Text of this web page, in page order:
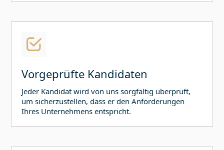
Vorgeprüfte Kandidaten
Jeder Kandidat wird von uns sorgfältig überprüft,
um sicherzustellen, dass er den Anforderungen
Ihres Unternehmens entspricht.